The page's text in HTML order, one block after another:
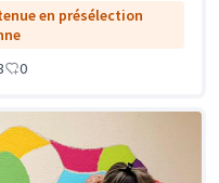
en présélection
0